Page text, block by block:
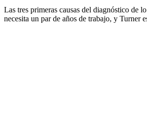
Las tres primeras causas del diagnóstico de
necesita un par de años de trabajo, y Turner